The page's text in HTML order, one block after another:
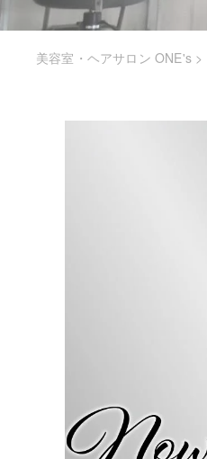
美容室・ヘアサロン ONE's >